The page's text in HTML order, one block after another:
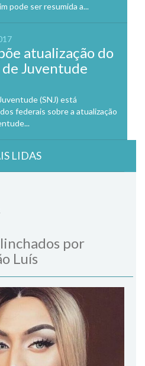
pode ser resumida a...
atualização do
Juventude
(SNJ) está
federais sobre a atualização
LIDAS
por
Luís